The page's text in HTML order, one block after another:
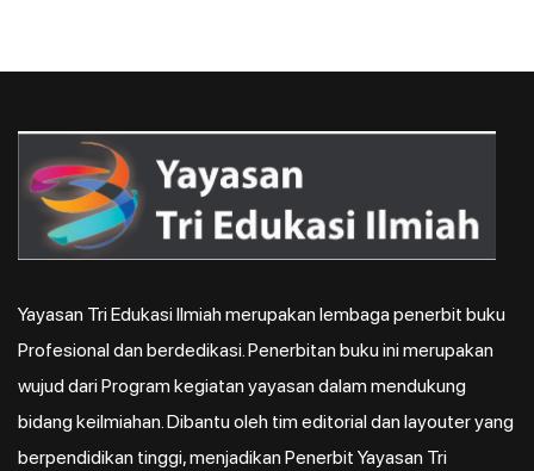
Yayasan Tri Edukasi Ilmiah merupakan lembaga penerbit buku
Profesional dan berdedikasi. Penerbitan buku ini merupakan
wujud dari Program kegiatan yayasan dalam mendukung
bidang keilmiahan. Dibantu oleh tim editorial dan layouter yang
berpendidikan tinggi, menjadikan Penerbit Yayasan Tri